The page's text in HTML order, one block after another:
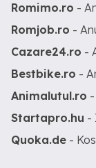
Romimo.ro -
Romjob.ro -
Cazare24.ro -
Bestbike.ro -
Animalutul.ro
Startapro.hu -
Quoka.de -